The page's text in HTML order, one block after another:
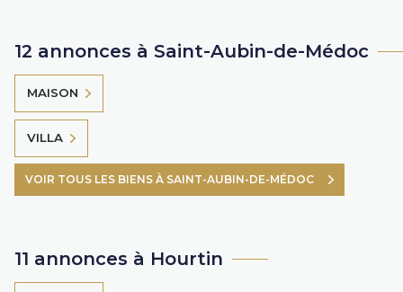
12 annonces à Saint-Aubin-de-Médoc
MAISON
VILLA
VOIR TOUS LES BIENS À SAINT-AUBIN-DE-MÉDOC
11 annonces à Hourtin